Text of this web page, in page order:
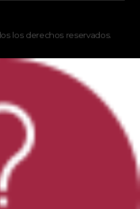
los derechos reservados.